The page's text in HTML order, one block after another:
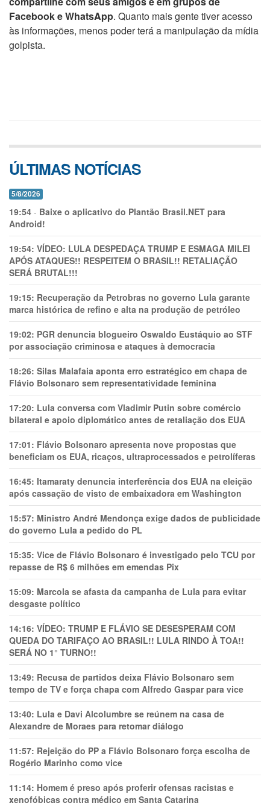
Facebook e WhatsApp. Quanto mais gente tiver acesso
às informações, menos poder terá a manipulação da mídia
golpista.
ÚLTIMAS NOTÍCIAS
5/8/2026
19:54 - Baixe o aplicativo do Plantão Brasil.NET para
Android!
19:54: VÍDEO: LULA DESPEDAÇA TRUMP E ESMAGA MILEI
APÓS ATAQUES!! RESPEITEM O BRASIL!! RETALIAÇÃO
SERÁ BRUTAL!!!
19:15: Recuperação da Petrobras no governo Lula garante
marca histórica de refino e alta na produção de petróleo
19:02: PGR denuncia blogueiro Oswaldo Eustáquio ao STF
por associação criminosa e ataques à democracia
18:26: Silas Malafaia aponta erro estratégico em chapa de
Flávio Bolsonaro sem representatividade feminina
17:20: Lula conversa com Vladimir Putin sobre comércio
bilateral e apoio diplomático antes de retaliação dos EUA
17:01: Flávio Bolsonaro apresenta nove propostas que
beneficiam os EUA, ricaços, ultraprocessados e petrolíferas
16:45: Itamaraty denuncia interferência dos EUA na eleição
após cassação de visto de embaixadora em Washington
15:57: Ministro André Mendonça exige dados de publicidade
do governo Lula a pedido do PL
15:35: Vice de Flávio Bolsonaro é investigado pelo TCU por
repasse de R$ 6 milhões em emendas Pix
15:09: Marcola se afasta da campanha de Lula para evitar
desgaste político
14:16: VÍDEO: TRUMP E FLÁVIO SE DESESPERAM COM
QUEDA DO TARIFAÇO AO BRASIL!! LULA RINDO À TOA!!
SERÁ NO 1° TURNO!!
13:49: Recusa de partidos deixa Flávio Bolsonaro sem
tempo de TV e força chapa com Alfredo Gaspar para vice
13:40: Lula e Davi Alcolumbre se reúnem na casa de
Alexandre de Moraes para retomar diálogo
11:57: Rejeição do PP a Flávio Bolsonaro força escolha de
Rogério Marinho como vice
11:14: Homem é preso após proferir ofensas racistas e
xenofóbicas contra médico em Santa Catarina